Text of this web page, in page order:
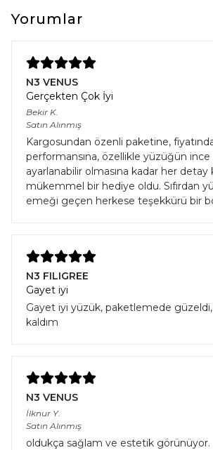
Yorumlar
N3 VENUS
Gerçekten Çok İyi
Bekir K.
Satın Alınmış
Kargosundan özenli paketine,
performansına, özellikle yüzüğün
ayarlanabilir olmasına kadar her detay
mükemmel bir hediye oldu. Sıfırdan
emeği geçen herkese teşekkürü bir
N3 FILIGREE
Gayet iyi
Gayet iyi yüzük, paketlemede
kaldım
N3 VENUS
İlknur Y.
Satın Alınmış
oldukça sağlam ve estetik